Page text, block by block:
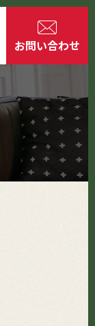
お問い合わせ